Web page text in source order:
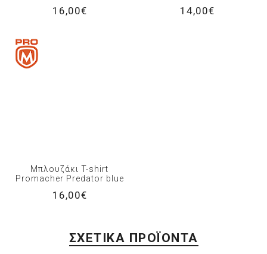
16,00€ 14,00€
Μπλουζάκι T-shirt
Promacher Predator blue
16,00€
ΣΧΕΤΙΚΆ ΠΡΟΪΌΝΤΑ